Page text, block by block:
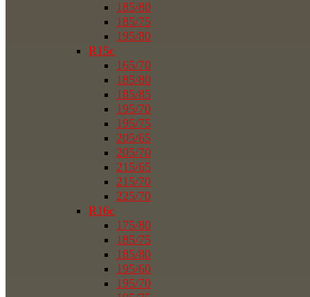
185/80
185/75
195/80
R15c
165/70
185/80
185/85
195/70
195/75
205/65
205/70
215/65
215/70
225/70
R16c
175/80
185/75
185/80
195/60
195/70